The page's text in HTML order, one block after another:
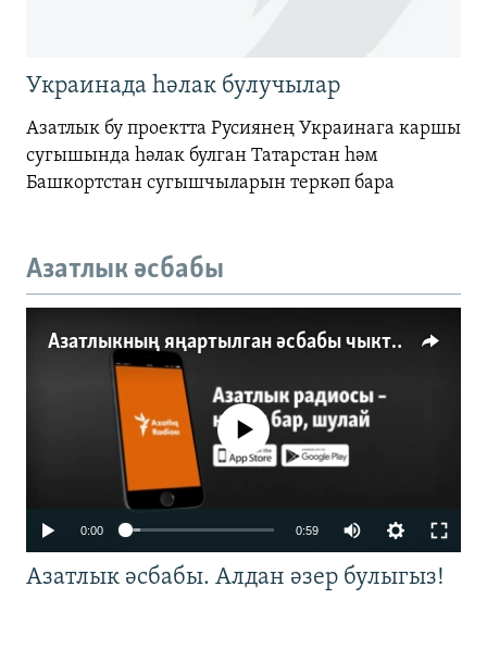
Украинада һәлак булучылар
Азатлык бу проектта Русиянең Украинага каршы
сугышында һәлак булган Татарстан һәм
Башкортстан сугышчыларын теркәп бара
Азатлык әсбабы
Азатлыкның яңартылган әсбабы чыкты
No media source currently available
0:00 0:59
Азатлык әсбабы. Алдан әзер булыгыз!